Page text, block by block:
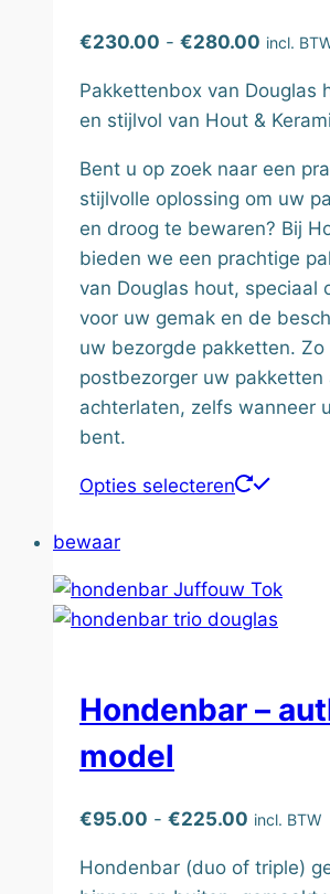
de
€230.00 - €280.00
tot
incl.
Pakkettenbox van Douglas
en stijlvol van Hout &
Bent u op zoek naar een
stijlvolle oplossing om uw
en droog te bewaren? Bij
bieden we een prachtige
van Douglas hout, speciaal
voor uw gemak en de
uw bezorgde pakketten. Zo
postbezorger uw pakketten
achterlaten, zelfs wanneer
bent.
Opties selecteren
Dit
Deze
de
bewaar
Hondenbar –
model
€95.00 - €225.00
tot
incl. BTW
Hondenbar (duo of triple)